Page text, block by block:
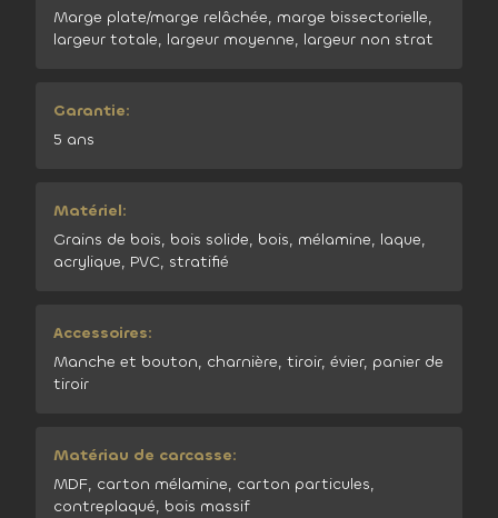
Marge plate/marge relâchée, marge bissectorielle,
largeur totale, largeur moyenne, largeur non strat
Garantie:
5 ans
Matériel:
Grains de bois, bois solide, bois, mélamine, laque,
acrylique, PVC, stratifié
Accessoires:
Manche et bouton, charnière, tiroir, évier, panier de
tiroir
Matériau de carcasse:
MDF, carton mélamine, carton particules,
contreplaqué, bois massif